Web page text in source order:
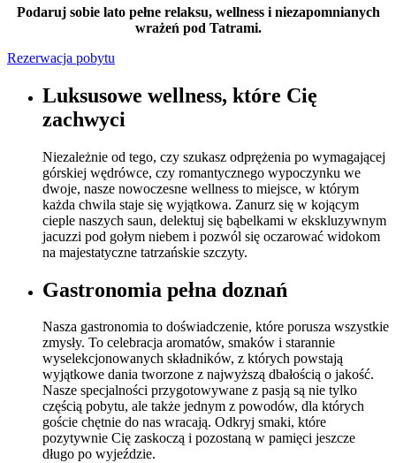
Podaruj sobie lato pełne relaksu, wellness i niezapomnianych
wrażeń pod Tatrami.
Rezerwacja pobytu
Luksusowe wellness, które Cię
zachwyci
Niezależnie od tego, czy szukasz odprężenia po wymagającej
górskiej wędrówce, czy romantycznego wypoczynku we
dwoje, nasze nowoczesne wellness to miejsce, w którym
każda chwila staje się wyjątkowa. Zanurz się w kojącym
cieple naszych saun, delektuj się bąbelkami w ekskluzywnym
jacuzzi pod gołym niebem i pozwól się oczarować widokom
na majestatyczne tatrzańskie szczyty.
Gastronomia pełna doznań
Nasza gastronomia to doświadczenie, które porusza wszystkie
zmysły. To celebracja aromatów, smaków i starannie
wyselekcjonowanych składników, z których powstają
wyjątkowe dania tworzone z najwyższą dbałością o jakość.
Nasze specjalności przygotowywane z pasją są nie tylko
częścią pobytu, ale także jednym z powodów, dla których
goście chętnie do nas wracają. Odkryj smaki, które
pozytywnie Cię zaskoczą i pozostaną w pamięci jeszcze
długo po wyjeździe.